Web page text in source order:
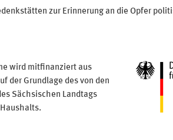
zur Erinnerung an die Opfer
wird mitfinanziert aus
der Grundlage des von den
Sächsischen Landtags